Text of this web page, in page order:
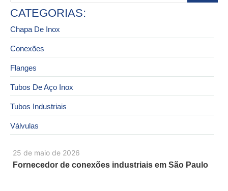
25 de maio de 2026
Fornecedor de conexões industriais em São Paulo
CATEGORIAS:
Chapa De Inox
Conexões
Flanges
Tubos De Aço Inox
Tubos Industriais
Válvulas